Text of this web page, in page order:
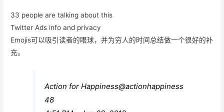
33 people are talking about this
Twitter Ads info and privacy
Emojis可以吸引读者的眼球，并为穷人的时间总结做一个很好的补
充。
Action for Happiness@actionhappiness
48